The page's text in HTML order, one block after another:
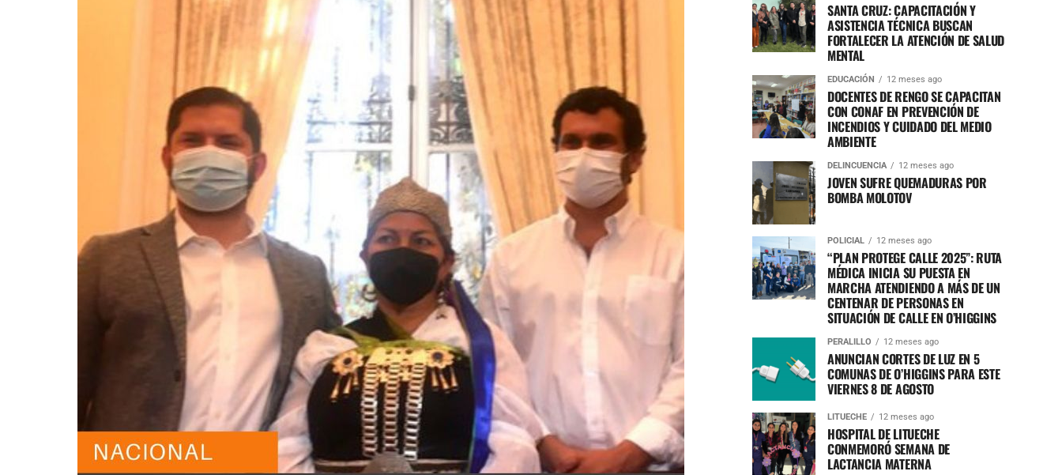
SANTA CRUZ: CAPACITACIÓN Y
ASISTENCIA TÉCNICA BUSCAN
FORTALECER LA ATENCIÓN DE SALUD
MENTAL
EDUCACIÓN 12 meses ago
DOCENTES DE RENGO SE CAPACITAN
CON CONAF EN PREVENCIÓN DE
INCENDIOS Y CUIDADO DEL MEDIO
AMBIENTE
DELINCUENCIA 12 meses ago
JOVEN SUFRE QUEMADURAS POR
BOMBA MOLOTOV
POLICIAL 12 meses ago
“PLAN PROTEGE CALLE 2025”: RUTA
MÉDICA INICIA SU PUESTA EN
MARCHA ATENDIENDO A MÁS DE UN
CENTENAR DE PERSONAS EN
SITUACIÓN DE CALLE EN O’HIGGINS
PERALILLO 12 meses ago
ANUNCIAN CORTES DE LUZ EN 5
COMUNAS DE O’HIGGINS PARA ESTE
VIERNES 8 DE AGOSTO
LITUECHE 12 meses ago
HOSPITAL DE LITUECHE
CONMEMORÓ SEMANA DE
LACTANCIA MATERNA